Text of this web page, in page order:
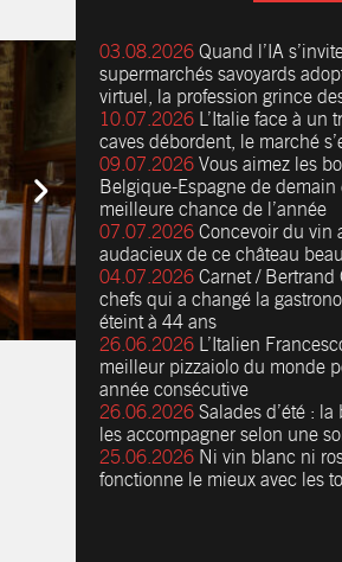
03.08.2026 Quand l’IA
supermarchés savoyards
virtuel, la profession grince
10.07.2026 L’Italie face à un
caves débordent, le marché
09.07.2026 Vous aimez les
Belgique-Espagne de demain
meilleure chance de l’année
07.07.2026 Concevoir du vin
audacieux de ce château
04.07.2026 Carnet / Bertrand
chefs qui a changé la
éteint à 44 ans
26.06.2026 L’Italien
meilleur pizzaiolo du monde
année consécutive
26.06.2026 Salades d’été :
les accompagner selon une
25.06.2026 Ni vin blanc ni
fonctionne le mieux avec les